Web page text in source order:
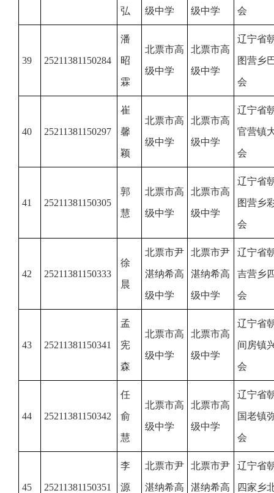
弘 级中学 级中学 会
39 25211381150284
潘
昭
霖
北票市高
级中学
北票市高
级中学
辽宁省
图营乡
会
40 25211381150297
崔
馨
颖
北票市高
级中学
北票市高
级中学
辽宁省
官营镇
会
41 25211381150305
郭
慧
北票市高
级中学
北票市高
级中学
辽宁省
图营乡
会
42 25211381150333
徐
晨
北票市尹
湛纳希高
级中学
北票市尹
湛纳希高
级中学
辽宁省
吉营乡
会
43 25211381150341
孟
宪
森
北票市高
级中学
北票市高
级中学
辽宁省
间房镇
会
44 25211381150342
任
俞
慧
北票市高
级中学
北票市高
级中学
辽宁省
国老镇
会
45 25211381150351
李
源
北票市尹
湛纳希高
北票市尹
湛纳希高
辽宁省
四家乡